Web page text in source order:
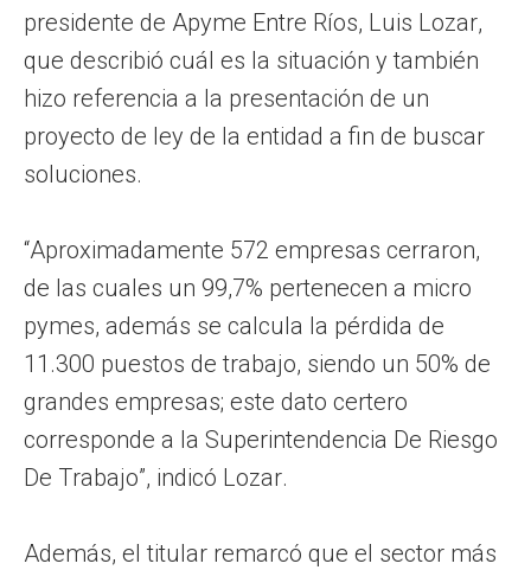
presidente de Apyme Entre Ríos, Luis Lozar,
que describió cuál es la situación y también
hizo referencia a la presentación de un
proyecto de ley de la entidad a fin de buscar
soluciones.
“Aproximadamente 572 empresas cerraron,
de las cuales un 99,7% pertenecen a micro
pymes, además se calcula la pérdida de
11.300 puestos de trabajo, siendo un 50% de
grandes empresas; este dato certero
corresponde a la Superintendencia De Riesgo
De Trabajo”, indicó Lozar.
Además, el titular remarcó que el sector más